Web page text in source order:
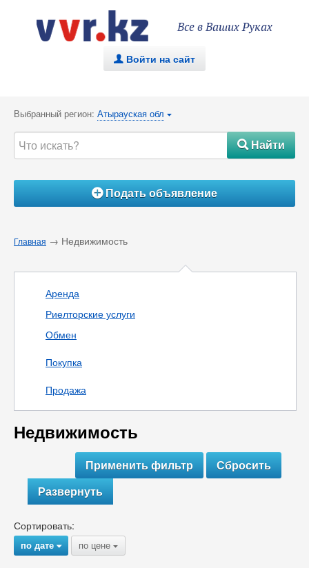
Все в Ваших Руках
. Войти на сайт
Выбранный регион: Атырауская обл {
#Найти
ÁПодать объявление
Главная → Недвижимость
Аренда
Риелторские услуги
Обмен
Покупка
Продажа
Недвижимость
Развернуть
Сортировать:
по дате{ по цене {